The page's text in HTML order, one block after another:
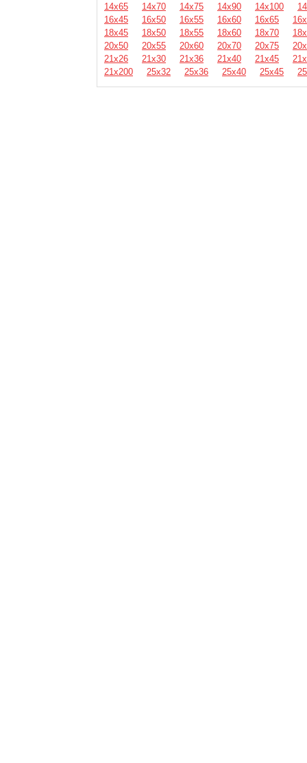
14х65
14х70 14х75 14х90 14х100
16х45
16х50 16х55 16х60 16х65
18х45
18х50 18х55 18х60 18х70
20х50
20х55 20х60 20х70 20х75
21х26
21х30 21х36 21х40 21х45
21х200
25х32 25х36 25х40 25х45